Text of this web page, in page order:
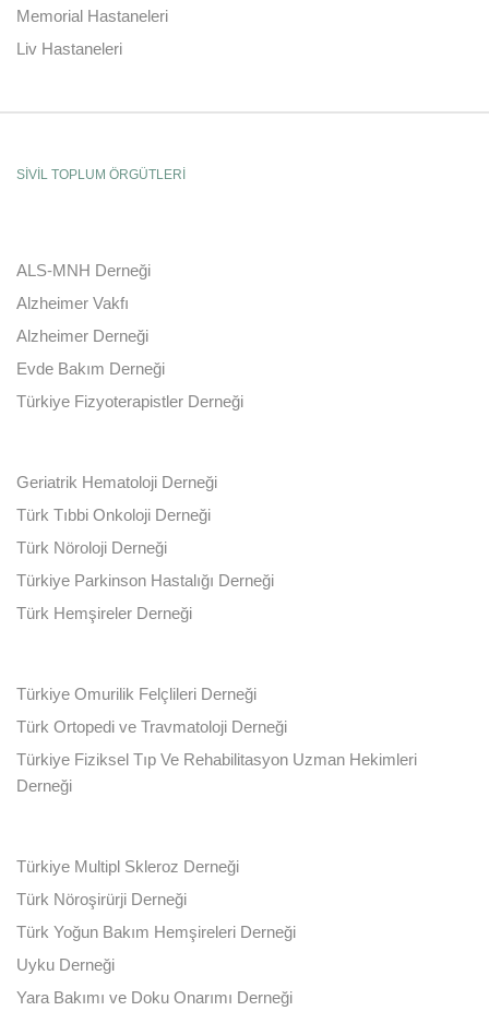
Memorial Hastaneleri
Liv Hastaneleri
SİVİL TOPLUM ÖRGÜTLERİ
ALS-MNH Derneği
Alzheimer Vakfı
Alzheimer Derneği
Evde Bakım Derneği
Türkiye Fizyoterapistler Derneği
Geriatrik Hematoloji Derneği
Türk Tıbbi Onkoloji Derneği
Türk Nöroloji Derneği
Türkiye Parkinson Hastalığı Derneği
Türk Hemşireler Derneği
Türkiye Omurilik Felçlileri Derneği
Türk Ortopedi ve Travmatoloji Derneği
Türkiye Fiziksel Tıp Ve Rehabilitasyon Uzman Hekimleri
Derneği
Türkiye Multipl Skleroz Derneği
Türk Nöroşirürji Derneği
Türk Yoğun Bakım Hemşireleri Derneği
Uyku Derneği
Yara Bakımı ve Doku Onarımı Derneği